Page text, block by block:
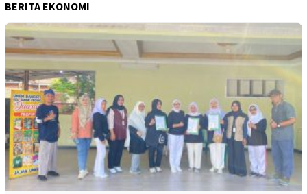
BERITA EKONOMI